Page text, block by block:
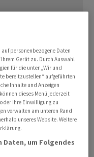
überzeichnet,
Person am
zweitgrösste
Börsengang von
SK Hynix sprang im
nach oben.
von HBM-
personenbezogene Daten
Gerät zu. Durch Auswahl
für die unter „Wir und
bereitzustellen“ aufgeführten
Inhalte und Anzeigen
dieses Menü jederzeit
Ihre Einwilligung zu
verwalten am unteren Rand
unseres Website. Weitere
um Folgendes